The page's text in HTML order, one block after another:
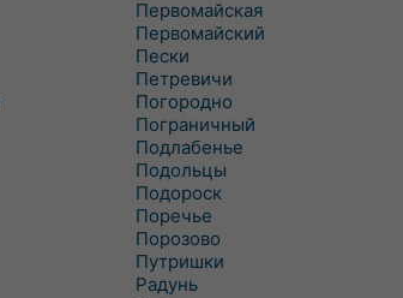
Первомайская
Первомайский
Пески
Петревичи
Погородно
Пограничный
Подлабенье
Подольцы
Подороск
Поречье
Порозово
Путришки
Радунь